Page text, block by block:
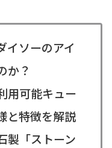
イソーのアイ
か？
用可能キュー
と特徴を解説
製「ストーン